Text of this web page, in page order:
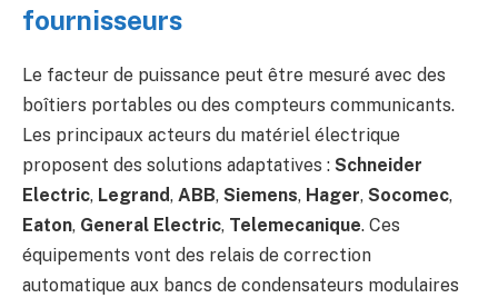
fournisseurs
Le facteur de puissance peut être mesuré avec des
boîtiers portables ou des compteurs communicants.
Les principaux acteurs du matériel électrique
proposent des solutions adaptatives : Schneider
Electric, Legrand, ABB, Siemens, Hager, Socomec,
Eaton, General Electric, Telemecanique. Ces
équipements vont des relais de correction
automatique aux bancs de condensateurs modulaires